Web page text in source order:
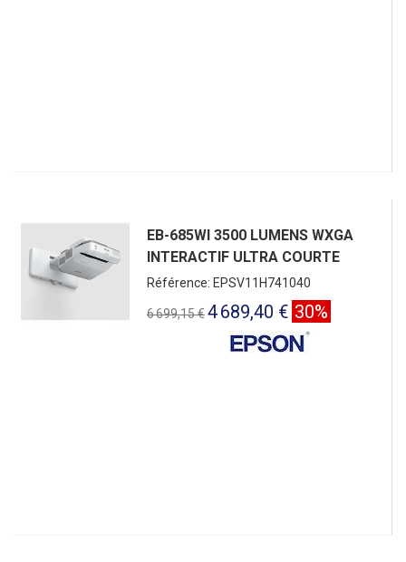
EB-685WI 3500 LUMENS WXGA
INTERACTIF ULTRA COURTE
Référence: EPSV11H741040
6 699,15 €4 689,40 € 30%